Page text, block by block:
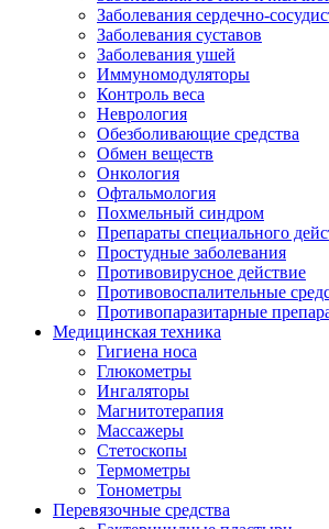
Заболевания сердечно-
Заболевания суставов
Заболевания ушей
Иммуномодуляторы
Контроль веса
Неврология
Обезболивающие средства
Обмен веществ
Онкология
Офтальмология
Похмельный синдром
Препараты специального
Простудные заболевания
Противовирусное действие
Противовоспалительные
Противопаразитарные
Медицинская техника
Гигиена носа
Глюкометры
Ингаляторы
Магнитотерапия
Массажеры
Стетоскопы
Термометры
Тонометры
Перевязочные средства